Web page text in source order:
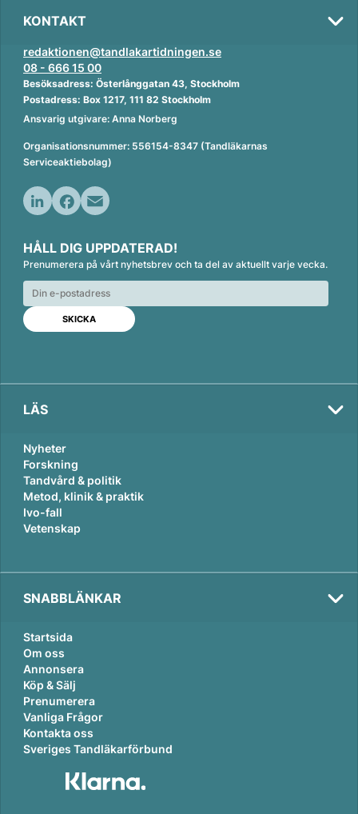
Val
2026
KONTAKT
redaktionen@tandlakartidningen.se
08 - 666 15 00
Besöksadress: Österlånggatan 43, Stockholm
Postadress: Box 1217, 111 82 Stockholm
Ansvarig utgivare: Anna Norberg
Organisationsnummer: 556154-8347 (Tandläkarnas
Serviceaktiebolag)
n
k
e
d
n
c
e
b
o
o
k
a
i
l
HÅLL DIG UPPDATERAD!
Prenumerera på vårt nyhetsbrev och ta del av aktuellt varje vecka.
LÄS
Nyheter
Forskning
Tandvård & politik
Metod, klinik & praktik
Ivo-fall
Vetenskap
SNABBLÄNKAR
Startsida
Om oss
Annonsera
Köp & Sälj
Prenumerera
Vanliga Frågor
Kontakta oss
Sveriges Tandläkarförbund